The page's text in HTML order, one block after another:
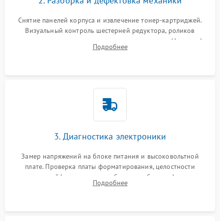
Снятие панелей корпуса и извлечение тонер-картриджей.
Визуальный контроль шестерней редуктора, роликов
захвата, термопленки и прижимного вала в печи (фьюзере).
Проверка оптики сканера на загрязнения.
Подробнее
3. Диагностика электроники
Замер напряжений на блоке питания и высоковольтной
плате. Проверка платы форматирования, целостности
плоских шлейфов сканера и работоспособности флажков и
оптопар (датчиков прохождения бумаги).
Подробнее